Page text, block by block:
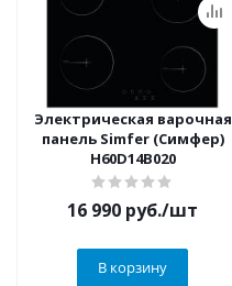
Электрическая варочная
панель Simfer (Симфер)
H60D14B020
16 990 руб./шт
В корзину